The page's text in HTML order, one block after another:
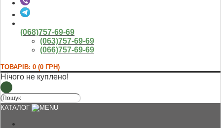
(068)757-69-69
(063)757-69-69
(066)757-69-69
ТОВАРІВ: 0 (0 ГРН)
Нічого не куплено!
КАТАЛОГ